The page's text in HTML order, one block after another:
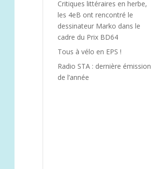
Critiques littéraires en herbe,
les 4eB ont rencontré le
dessinateur Marko dans le
cadre du Prix BD64
Tous à vélo en EPS !
Radio STA : dernière émission
de l’année